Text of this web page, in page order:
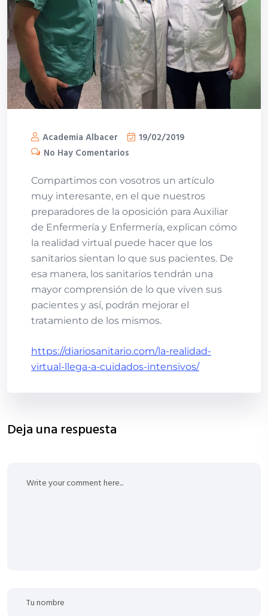
Academia Albacer
19/02/2019
No Hay Comentarios
Compartimos con vosotros un artículo
muy interesante, en el que nuestros
preparadores de la oposición para Auxiliar
de Enfermería y Enfermería, explican cómo
la realidad virtual puede hacer que los
sanitarios sientan lo que sus pacientes. De
esa manera, los sanitarios tendrán una
mayor comprensión de lo que viven sus
pacientes y así, podrán mejorar el
tratamiento de los mismos.
https://diariosanitario.com/la-realidad-
virtual-llega-a-cuidados-intensivos/
Deja una respuesta